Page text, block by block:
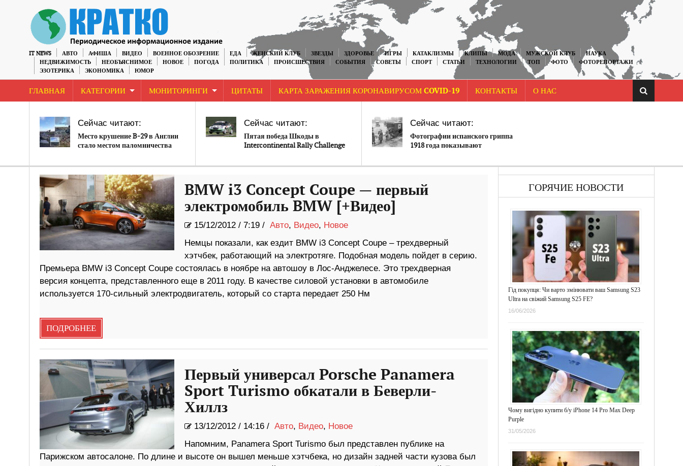
IT NEWS АВТО АФИША ВИДЕО ВОЕННОЕ ОБОЗРЕНИЕ ЕДА ЖЕНСКИЙ КЛУБ ЗВЕЗДЫ ЗДОРОВЬЕ ИГРЫ КАТАКЛИЗМЫ КЛИПЫ МОДА МУЖСКОЙ КЛУБ
НАУКА
НЕДВИЖИМОСТЬ
НЕОБЪЯСНИМОЕ НОВОЕ ПОГОДА ПОЛИТИКА ПРОИСШЕСТВИЯ СОБЫТИЯ СОВЕТЫ СПОРТ СТАТЬИ ТЕХНОЛОГИИ ТОП ФОТО
ФОТОРЕПОРТАЖИ
ЭЗОТЕРИКА
ЭКОНОМИКА ЮМОР
ГЛАВНАЯ КАТЕГОРИИ МОНИТОРИНГИ ЦИТАТЫ КАРТА ЗАРАЖЕНИЯ КОРОНАВИРУСОМ COVID-19 КОНТАКТЫ О НАС
Сейчас читают:
Место крушение B-29 в Англии
стало местом паломничества
Сейчас читают:
Пятая победа Шкоды в
Intercontinental Rally Challenge
Сейчас читают:
Фотографии испанского гриппа
1918 года показывают
тела на носилках (ФОТО)
BMW i3 Concept Coupe — первый
электромобиль BMW [+Видео]
15/12/2012/ 7:19 / Авто, Видео, Новое
Немцы показали, как ездит BMW i3 Concept Coupe – трехдверный
хэтчбек, работающий на электротяге. Подобная модель пойдет в серию.
Премьера BMW i3 Concept Coupe состоялась в ноябре на автошоу в Лос-Анджелесе. Это трехдверная
версия концепта, представленного еще в 2011 году. В качестве силовой установки в автомобиле
используется 170-сильный электродвигатель, который со старта передает 250 Нм
ПОДРОБНЕЕ
Первый универсал Porsche Panamera
Sport Turismo обкатали в Беверли-
Хиллз
13/12/2012/ 14:16 / Авто, Видео, Новое
Напомним, Panamera Sport Turismo был представлен публике на
Парижском автосалоне. По длине и высоте он вышел меньше хэтчбека, но дизайн задней части кузова был
ГОРЯЧИЕ НОВОСТИ
Гід покупця: Чи варто змінювати ваш Samsung S23
Ultra на свіжий Samsung S25 FE?
16/06/2026
Чому вигідно купити б/у iPhone 14 Pro Max Deep
Purple
31/05/2026